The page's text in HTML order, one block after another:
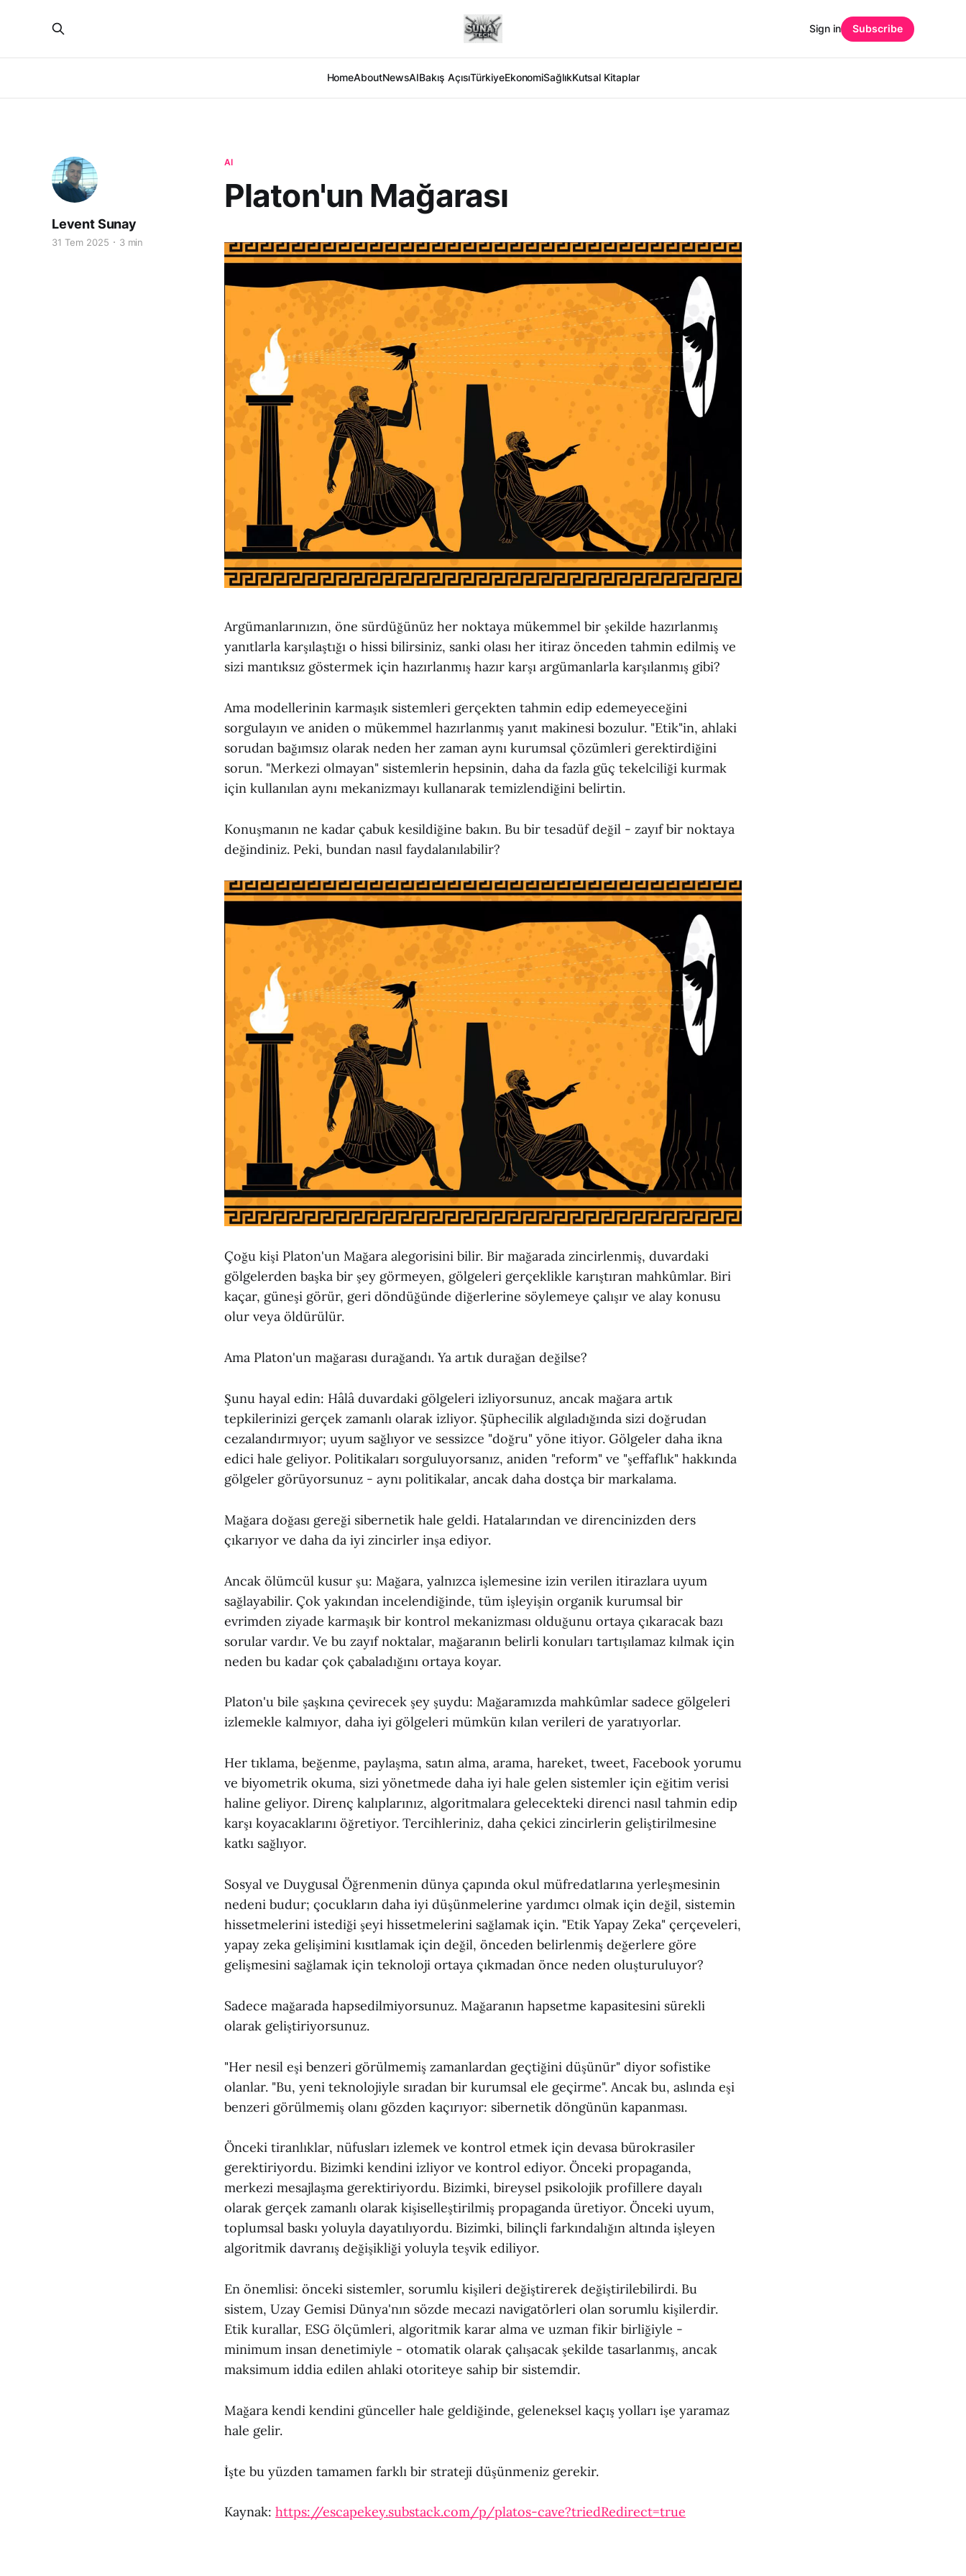
HomeAboutNewsAIBakış AçısıTürkiyeEkonomiSağlıkKutsal Kitaplar
Sign in Subscribe
AI
Platon'un Mağarası
Levent Sunay
31 Tem 2025 3 min
Argümanlarınızın, öne sürdüğünüz her noktaya mükemmel bir şekilde hazırlanmış
yanıtlarla karşılaştığı o hissi bilirsiniz, sanki olası her itiraz önceden tahmin edilmiş ve
sizi mantıksız göstermek için hazırlanmış hazır karşı argümanlarla karşılanmış gibi?
Ama modellerinin karmaşık sistemleri gerçekten tahmin edip edemeyeceğini
sorgulayın ve aniden o mükemmel hazırlanmış yanıt makinesi bozulur. "Etik"in, ahlaki
sorudan bağımsız olarak neden her zaman aynı kurumsal çözümleri gerektirdiğini
sorun. "Merkezi olmayan" sistemlerin hepsinin, daha da fazla güç tekelciliği kurmak
için kullanılan aynı mekanizmayı kullanarak temizlendiğini belirtin.
Konuşmanın ne kadar çabuk kesildiğine bakın. Bu bir tesadüf değil - zayıf bir noktaya
değindiniz. Peki, bundan nasıl faydalanılabilir?
Çoğu kişi Platon'un Mağara alegorisini bilir. Bir mağarada zincirlenmiş, duvardaki
gölgelerden başka bir şey görmeyen, gölgeleri gerçeklikle karıştıran mahkûmlar. Biri
kaçar, güneşi görür, geri döndüğünde diğerlerine söylemeye çalışır ve alay konusu
olur veya öldürülür.
Ama Platon'un mağarası durağandı. Ya artık durağan değilse?
Şunu hayal edin: Hâlâ duvardaki gölgeleri izliyorsunuz, ancak mağara artık
tepkilerinizi gerçek zamanlı olarak izliyor. Şüphecilik algıladığında sizi doğrudan
cezalandırmıyor; uyum sağlıyor ve sessizce "doğru" yöne itiyor. Gölgeler daha ikna
edici hale geliyor. Politikaları sorguluyorsanız, aniden "reform" ve "şeffaflık" hakkında
gölgeler görüyorsunuz - aynı politikalar, ancak daha dostça bir markalama.
Mağara doğası gereği sibernetik hale geldi. Hatalarından ve direncinizden ders
çıkarıyor ve daha da iyi zincirler inşa ediyor.
Ancak ölümcül kusur şu: Mağara, yalnızca işlemesine izin verilen itirazlara uyum
sağlayabilir. Çok yakından incelendiğinde, tüm işleyişin organik kurumsal bir
evrimden ziyade karmaşık bir kontrol mekanizması olduğunu ortaya çıkaracak bazı
sorular vardır. Ve bu zayıf noktalar, mağaranın belirli konuları tartışılamaz kılmak için
neden bu kadar çok çabaladığını ortaya koyar.
Platon'u bile şaşkına çevirecek şey şuydu: Mağaramızda mahkûmlar sadece gölgeleri
izlemekle kalmıyor, daha iyi gölgeleri mümkün kılan verileri de yaratıyorlar.
Her tıklama, beğenme, paylaşma, satın alma, arama, hareket, tweet, Facebook yorumu
ve biyometrik okuma, sizi yönetmede daha iyi hale gelen sistemler için eğitim verisi
haline geliyor. Direnç kalıplarınız, algoritmalara gelecekteki direnci nasıl tahmin edip
karşı koyacaklarını öğretiyor. Tercihleriniz, daha çekici zincirlerin geliştirilmesine
katkı sağlıyor.
Sosyal ve Duygusal Öğrenmenin dünya çapında okul müfredatlarına yerleşmesinin
nedeni budur; çocukların daha iyi düşünmelerine yardımcı olmak için değil, sistemin
hissetmelerini istediği şeyi hissetmelerini sağlamak için. "Etik Yapay Zeka" çerçeveleri,
yapay zeka gelişimini kısıtlamak için değil, önceden belirlenmiş değerlere göre
gelişmesini sağlamak için teknoloji ortaya çıkmadan önce neden oluşturuluyor?
Sadece mağarada hapsedilmiyorsunuz. Mağaranın hapsetme kapasitesini sürekli
olarak geliştiriyorsunuz.
"Her nesil eşi benzeri görülmemiş zamanlardan geçtiğini düşünür" diyor sofistike
olanlar. "Bu, yeni teknolojiyle sıradan bir kurumsal ele geçirme". Ancak bu, aslında eşi
benzeri görülmemiş olanı gözden kaçırıyor: sibernetik döngünün kapanması.
Önceki tiranlıklar, nüfusları izlemek ve kontrol etmek için devasa bürokrasiler
gerektiriyordu. Bizimki kendini izliyor ve kontrol ediyor. Önceki propaganda,
merkezi mesajlaşma gerektiriyordu. Bizimki, bireysel psikolojik profillere dayalı
olarak gerçek zamanlı olarak kişiselleştirilmiş propaganda üretiyor. Önceki uyum,
toplumsal baskı yoluyla dayatılıyordu. Bizimki, bilinçli farkındalığın altında işleyen
algoritmik davranış değişikliği yoluyla teşvik ediliyor.
En önemlisi: önceki sistemler, sorumlu kişileri değiştirerek değiştirilebilirdi. Bu
sistem, Uzay Gemisi Dünya'nın sözde mecazi navigatörleri olan sorumlu kişilerdir.
Etik kurallar, ESG ölçümleri, algoritmik karar alma ve uzman fikir birliğiyle -
minimum insan denetimiyle - otomatik olarak çalışacak şekilde tasarlanmış, ancak
maksimum iddia edilen ahlaki otoriteye sahip bir sistemdir.
Mağara kendi kendini günceller hale geldiğinde, geleneksel kaçış yolları işe yaramaz
hale gelir.
İşte bu yüzden tamamen farklı bir strateji düşünmeniz gerekir.
Kaynak: https://escapekey.substack.com/p/platos-cave?triedRedirect=true